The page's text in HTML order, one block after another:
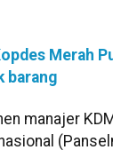
Merah
barang
manajer